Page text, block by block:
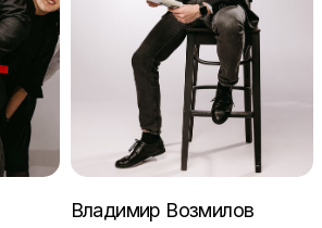
Владимир Возмилов